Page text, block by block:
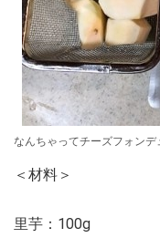
なんちゃってチーズフォンデ
＜材料＞
里芋：100g